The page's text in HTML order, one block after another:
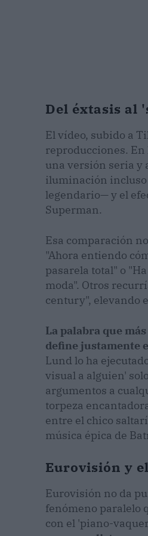
Del éxtasis al
El vídeo, subido a
reproducciones.
una versión seria y
iluminación incluso
legendario— y el
Superman.
Esa comparación
"Ahora entiendo
pasarela total" o
moda". Otros
century", elevando
La palabra que
define justamente
Lund lo ha
visual a alguien'
argumentos a
torpeza
entre el chico
música épica de
Eurovisión y
Eurovisión no da
fenómeno paralelo
con el 'piano-